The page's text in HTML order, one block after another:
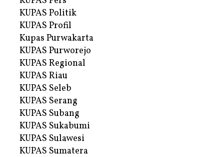
KUPAS Politik
KUPAS Profil
Kupas Purwakarta
KUPAS Purworejo
KUPAS Regional
KUPAS Riau
KUPAS Seleb
KUPAS Serang
KUPAS Subang
KUPAS Sukabumi
KUPAS Sulawesi
KUPAS Sumatera